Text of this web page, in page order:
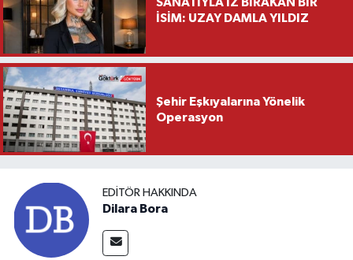
SANATIYLA İZ BIRAKAN BİR
İSİM: UZAY DAMLA YILDIZ
Şehir Eşkıyalarına Yönelik
Operasyon
EDITÖR HAKKINDA
Dilara Bora